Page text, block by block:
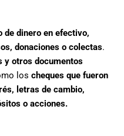
de dinero en efectivo,
donaciones o colectas.
y otros documentos
los cheques que fueron
letras de cambio,
o acciones.